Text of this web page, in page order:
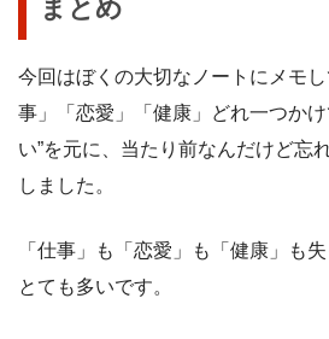
まとめ
今回はぼくの大切なノートにメモ
事」「恋愛」「健康」どれ一つか
い”を元に、当たり前なんだけど忘
しました。
「仕事」も「恋愛」も「健康」も
とても多いです。